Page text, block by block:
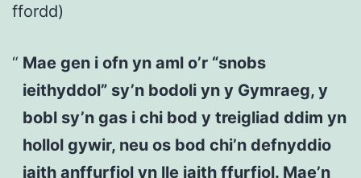
ffordd)
Mae gen i ofn yn aml o’r “snobs
ieithyddol” sy’n bodoli yn y Gymraeg, y
bobl sy’n gas i chi bod y treigliad ddim yn
hollol gywir, neu os bod chi’n defnyddio
iaith anffurfiol yn lle iaith ffurfiol. Mae’n